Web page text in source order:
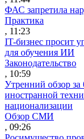
ФАС запретила
Практика
, 11:23
IT-бизнес просит
для обучения ИИ
Законодательство
, 10:59
Утренний обзор за
иностранной
национализации
Обзор СМИ
, 09:26